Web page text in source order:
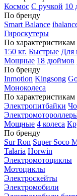
Космос С ручкой 10
По бренду
Smart Balance
Гироскутеры
По характеристикам
150 кг. Быстрые Для
Мощные 18 дюймов
По бренду
Inmotion Kingsong
Моноколеса
По характеристикам
Электропитбайки
Мощные 4 колеса
По бренду
Sur Ron Super Soco
Talaria Horwin
Электромотоциклы
Мотоциклы
Электроскейты
Электромобили